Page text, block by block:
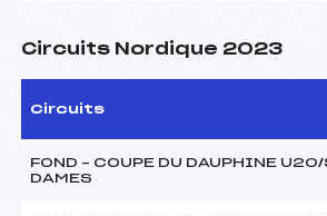
Circuits Nordique 2023
Circuits
FOND – COUPE DU DAUPHINE U20/
DAMES